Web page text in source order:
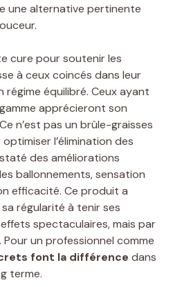
une alternative pertinente
cure pour soutenir les
à ceux coincés dans leur
équilibré. Ceux ayant
apprécieront son
n’est pas un brûle-graisses
l’élimination des
des améliorations
ballonnements, sensation
efficacité. Ce produit a
régularité à tenir ses
spectaculaires, mais par
un professionnel comme
font la différence dans
terme.